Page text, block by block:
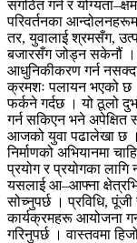
संगठित गर्न र
परिवर्तनका
तर, युवालाई श्रमसँग,
बजारसँग जोड्न सकेनौं ।
आधुनिकीकरण गर्न
क्रमशः पलायन भएको छ
फर्कने गर्दछ । यो ठूलो
गर्न सकिएन भने अपेक्षित
आजको युवा पढालेखा छ ।
निर्माणको अभियानमा
प्रयोग र प्रयोगका
यसलाई आ–आफ्ना
सोच्नुपर्छ । प्रविधि,
कार्यक्रमहरू आयोजना
गरिनुपर्छ । वास्तवमा